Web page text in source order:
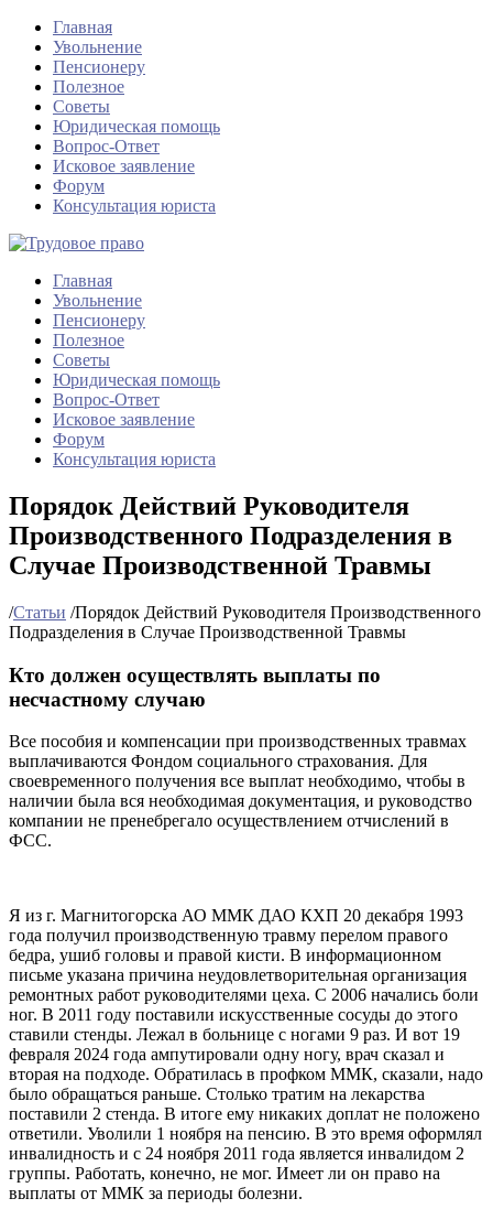
Главная
Увольнение
Пенсионеру
Полезное
Советы
Юридическая помощь
Вопрос-Ответ
Исковое заявление
Форум
Консультация юриста
Главная
Увольнение
Пенсионеру
Полезное
Советы
Юридическая помощь
Вопрос-Ответ
Исковое заявление
Форум
Консультация юриста
Порядок Действий Руководителя
Производственного Подразделения в
Случае Производственной Травмы
/Статьи /Порядок Действий Руководителя Производственного
Подразделения в Случае Производственной Травмы
Кто должен осуществлять выплаты по
несчастному случаю
Все пособия и компенсации при производственных травмах
выплачиваются Фондом социального страхования. Для
своевременного получения все выплат необходимо, чтобы в
наличии была вся необходимая документация, и руководство
компании не пренебрегало осуществлением отчислений в
ФСС.
Я из г. Магнитогорска АО ММК ДАО КХП 20 декабря 1993
года получил производственную травму перелом правого
бедра, ушиб головы и правой кисти. В информационном
письме указана причина неудовлетворительная организация
ремонтных работ руководителями цеха. С 2006 начались боли
ног. В 2011 году поставили искусственные сосуды до этого
ставили стенды. Лежал в больнице с ногами 9 раз. И вот 19
февраля 2024 года ампутировали одну ногу, врач сказал и
вторая на подходе. Обратилась в профком ММК, сказали, надо
было обращаться раньше. Столько тратим на лекарства
поставили 2 стенда. В итоге ему никаких доплат не положено
ответили. Уволили 1 ноября на пенсию. В это время оформлял
инвалидность и с 24 ноября 2011 года является инвалидом 2
группы. Работать, конечно, не мог. Имеет ли он право на
выплаты от ММК за периоды болезни.